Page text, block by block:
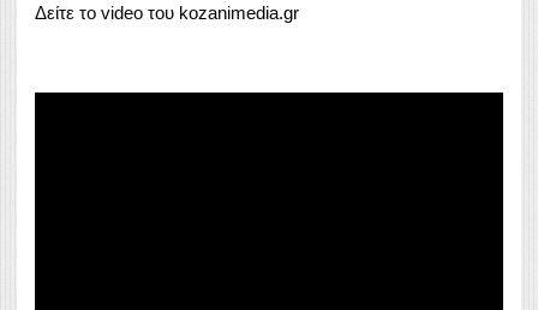
Δείτε το video του kozanimedia.gr